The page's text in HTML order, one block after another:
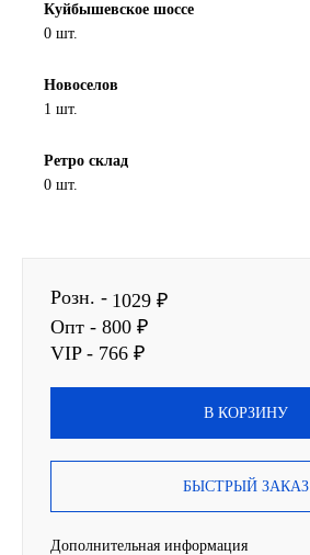
SHELL
SINTEC
TOTAL
Valvoline
ZIC
ГАЗПРОМ
ЛУКОЙЛ
Куйбышевское шоссе
0 шт.
Новоселов
1 шт.
Ретро склад
0 шт.
Розн. - 1029 ₽
Опт - 800 ₽
VIP - 766 ₽
В КОРЗИНУ
БЫСТРЫЙ ЗАКАЗ
Дополнительная информация